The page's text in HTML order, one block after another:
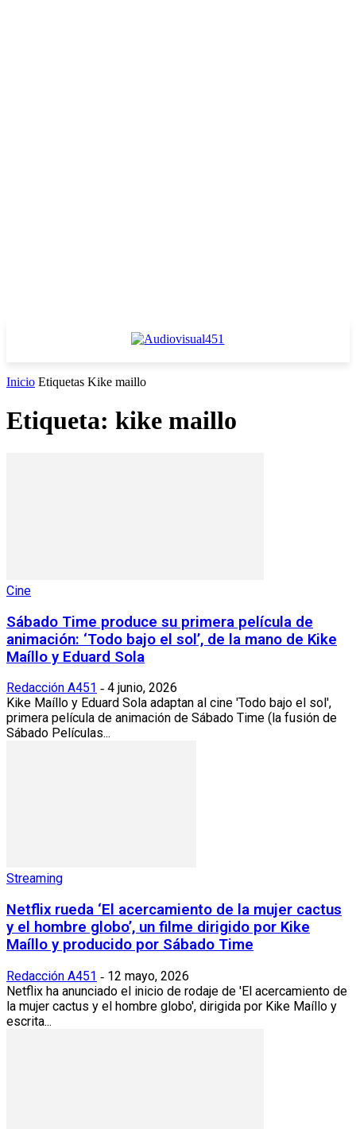
Inicio Etiquetas Kike maillo
Etiqueta: kike maillo
Cine
Sábado Time produce su primera película de
animación: ‘Todo bajo el sol’, de la mano de Kike
Maíllo y Eduard Sola
Redacción A451 - 4 junio, 2026
Kike Maíllo y Eduard Sola adaptan al cine 'Todo bajo el sol',
primera película de animación de Sábado Time (la fusión de
Sábado Películas...
Streaming
Netflix rueda ‘El acercamiento de la mujer cactus
y el hombre globo’, un filme dirigido por Kike
Maíllo y producido por Sábado Time
Redacción A451 - 12 mayo, 2026
Netflix ha anunciado el inicio de rodaje de 'El acercamiento de
la mujer cactus y el hombre globo', dirigida por Kike Maíllo y
escrita...